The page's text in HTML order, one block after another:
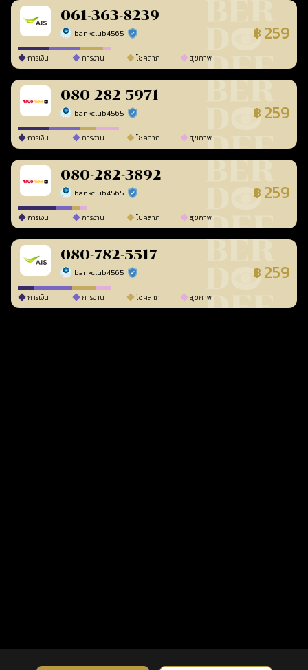
061-363-8239
bankclub4565 ร้านยืนยันแล้ว ฿ 259
การเงิน การงาน โชคลาภ สุขภาพ
080-282-5971
bankclub4565 ร้านยืนยันแล้ว ฿ 259
การเงิน การงาน โชคลาภ สุขภาพ
080-282-3892
bankclub4565 ร้านยืนยันแล้ว ฿ 259
การเงิน การงาน โชคลาภ สุขภาพ
080-782-5517
bankclub4565 ร้านยืนยันแล้ว ฿ 259
การเงิน การงาน โชคลาภ สุขภาพ